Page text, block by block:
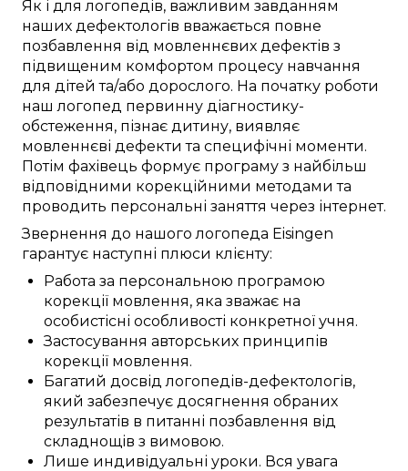
Як і длялогопедів, важливим завданням
наших дефектологів вважається повне
позбавлення від мовленнєвих дефектів з
підвищеним комфортом процесу навчання
для дітей та/або дорослого. На початку роботи
наш логопед первинну діагностику-
обстеження, пізнає дитину, виявляє
мовленнєві дефекти та специфічні моменти.
Потім фахівець формує програму з найбільш
відповідними корекційними методами та
проводить персональні заняття через інтернет.
Звернення до нашого логопеда Eisingen
гарантує наступні плюси клієнту:
Работа за персональною програмою
корекції мовлення, яка зважає на
особистісні особливості конкретної учня.
Застосування авторських принципів
корекції мовлення.
Багатий досвідлогопедів-дефектологів,
який забезпечує досягнення обраних
результатів в питанні позбавлення від
складнощів з вимовою.
Лише индивідуальні уроки. Вся увага